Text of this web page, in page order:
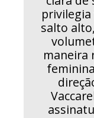
privilegia
salto
maneira